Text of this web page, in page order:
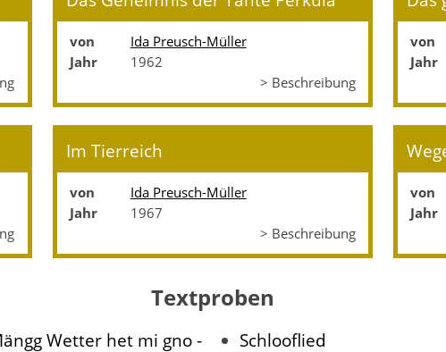
von
Ida Preusch-Müller
Jahr
1962
> Beschreibung
von
Jahr
Im Tierreich
von
Ida Preusch-Müller
Jahr
1967
> Beschreibung
von
Jahr
Textproben
Wetter het mi gno -
Schlooflied